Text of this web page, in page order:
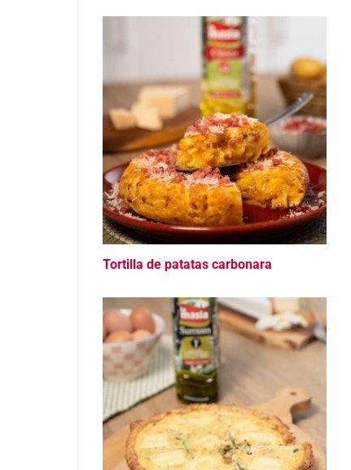
Tortilla de patatas carbonara